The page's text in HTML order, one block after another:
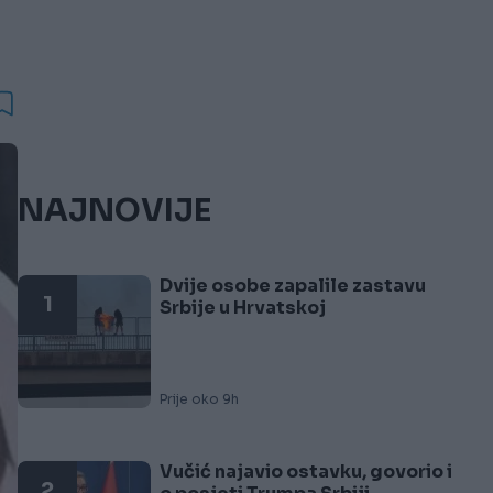
NAJNOVIJE
1
Dvije osobe zapalile zastavu
Srbije u Hrvatskoj
Prije oko 9h
Vučić najavio ostavku, govorio i